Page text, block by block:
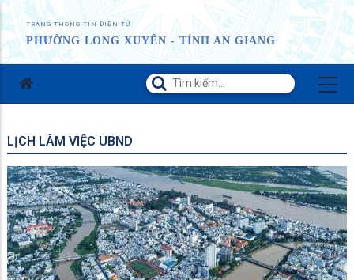
TRANG THÔNG TIN ĐIỆN TỬ
PHƯỜNG LONG XUYÊN - TỈNH AN GIANG
LỊCH LÀM VIỆC UBND